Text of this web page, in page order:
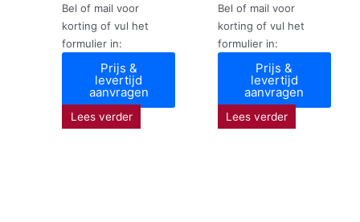
Bel of mail voor
korting of vul het
formulier in:
Prijs &
levertijd
aanvragen
Lees verder
Bel of mail voor
korting of vul het
formulier in:
Prijs &
levertijd
aanvragen
Lees verder